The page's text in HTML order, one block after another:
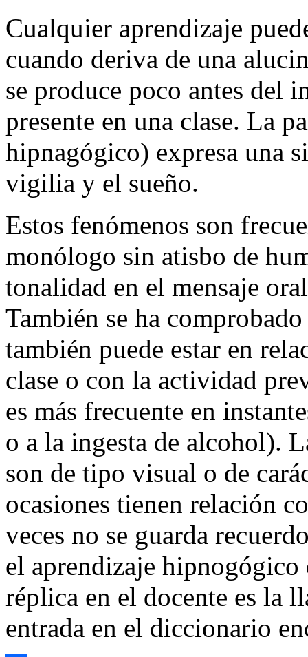
Cualquier aprendizaje
cuando deriva de una
se produce poco antes del
presente en una clase. La
hipnagógico) expresa una
vigilia y el sueño.
Estos fenómenos son
monólogo sin atisbo de
tonalidad en el mensaje
También se ha
también puede estar en
clase o con la actividad
es más frecuente en
o a la ingesta de alcohol).
son de tipo visual o de
ocasiones tienen relación
veces no se guarda
el aprendizaje hipnogógico
réplica en el docente es la
entrada en el diccionario